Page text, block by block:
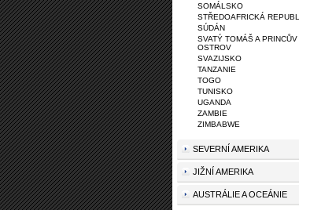
SOMÁLSKO
STŘEDOAFRICKÁ REPUBLIKA
SÚDÁN
SVATÝ TOMÁŠ A PRINCŮV
OSTROV
SVAZIJSKO
TANZANIE
TOGO
TUNISKO
UGANDA
ZAMBIE
ZIMBABWE
SEVERNÍ AMERIKA
JIŽNÍ AMERIKA
AUSTRÁLIE A OCEÁNIE